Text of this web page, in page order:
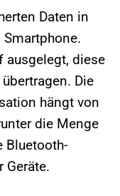
Daten in
ausgelegt, diese
Die
hängt von
die Menge
Bluetooth-
Geräte.